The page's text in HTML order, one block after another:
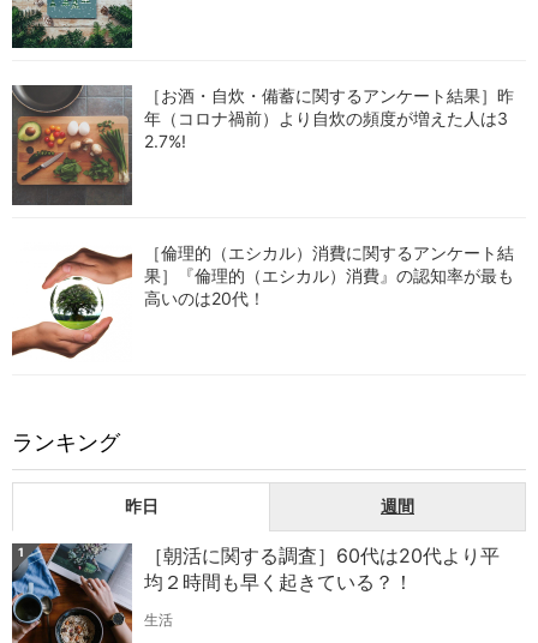
［お酒・自炊・備蓄に関するアンケート結果］昨
年（コロナ禍前）より自炊の頻度が増えた人は3
2.7%!
［倫理的（エシカル）消費に関するアンケート結
果］『倫理的（エシカル）消費』の認知率が最も
高いのは20代！
ランキング
昨日 週間
1
［朝活に関する調査］60代は20代より平
均２時間も早く起きている？！
生活